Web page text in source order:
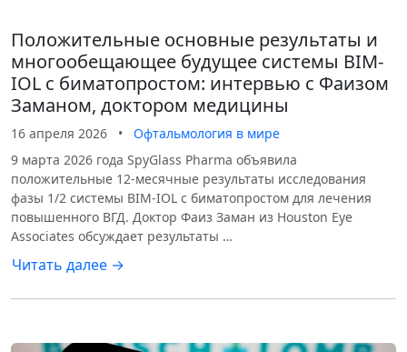
Положительные основные результаты и
многообещающее будущее системы BIM-
IOL с биматопростом: интервью с Фаизом
Заманом, доктором медицины
16 апреля 2026 •
Офтальмология в мире
9 марта 2026 года SpyGlass Pharma объявила
положительные 12-месячные результаты исследования
фазы 1/2 системы BIM-IOL с биматопростом для лечения
повышенного ВГД. Доктор Фаиз Заман из Houston Eye
Associates обсуждает результаты …
Читать далее →